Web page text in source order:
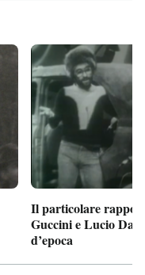
Il particolare
Guccini e Lucio
d’epoca